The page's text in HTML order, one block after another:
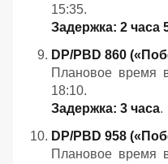
15:35.
Задержка: 2 часа
DP/PBD 860
Плановое время
18:10.
Задержка: 3 часа.
DP/PBD 958
Плановое время